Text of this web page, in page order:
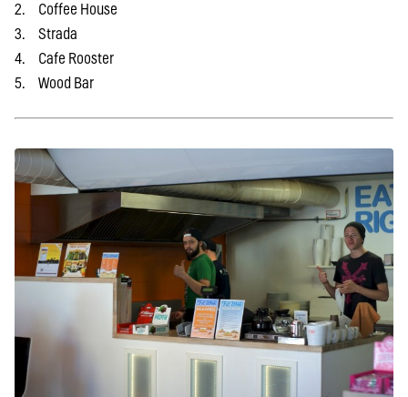
2. Coffee House
3. Strada
4. Cafe Rooster
5. Wood Bar